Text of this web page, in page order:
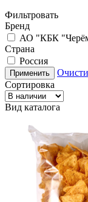
Фильтровать
Бренд
АО "КБК
Страна
Россия
Применить
Сортировка
Вид каталога